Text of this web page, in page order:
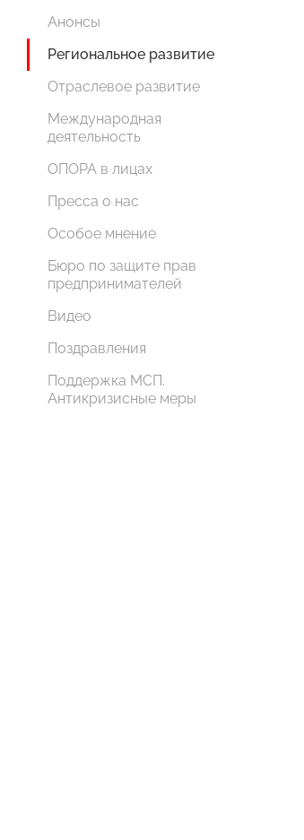
Анонсы
Региональное развитие
Отраслевое развитие
Международная
деятельность
ОПОРА в лицах
Пресса о нас
Особое мнение
Бюро по защите прав
предпринимателей
Видео
Поздравления
Поддержка МСП.
Антикризисные меры